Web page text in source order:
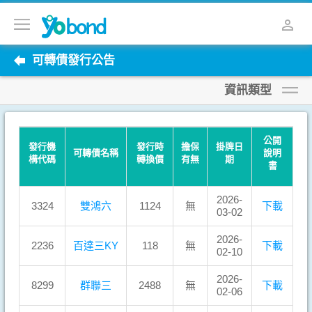
可轉債發行公告
資訊類型
發行機
構代碼
可轉債名稱
發行時
轉換價
擔保
有無
掛牌日
期
公開
說明
書
3324 雙鴻六 1124 無
2026-
03-02
下載
2236 百達三KY 118 無
2026-
02-10
下載
8299 群聯三 2488 無
2026-
02-06
下載